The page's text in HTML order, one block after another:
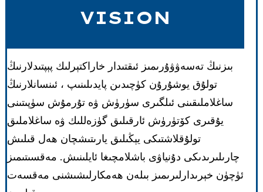
VISION
بىزنىڭ تەسەۋۋۇرىمىز ئىقتىدار خاراكتېرلىك پېپتىدلارنىڭ
تولۇق يوشۇرۇن كۈچىدىن پايدىلىنىپ ، ئىنسانلارنىڭ
ساغلاملىقىنى ئىلگىرى سۈرۈش ۋە تۇرمۇش سۈپىتىنى
يۇقىرى كۆتۈرۈش ئارقىلىق گۈزەللىك ۋە ساغلاملىق
تولۇقلاشتىكى يېڭىلىق يارىتىشچان ھەل قىلىش
چارىلىرىدىكى دۇنياۋى باشلامچىغا ئايلىنىش. مەقسىتىمىز
ئۈچۈن خېرىدارلىرىمىز بىلەن ھەمكارلىشىشنى مەقسەت